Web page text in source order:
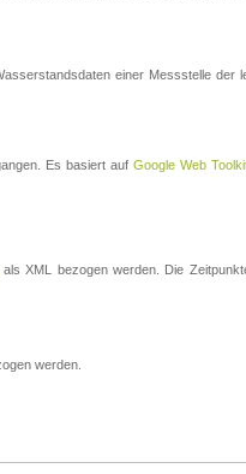
einer Messstelle der
Es basiert auf Google Web
als XML bezogen werden. Die
werden.